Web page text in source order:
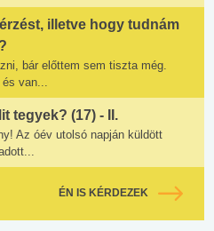
illetve hogy tudnám
bár előttem sem tiszta még.
van...
tegyek? (17) - II.
Az óév utolsó napján küldött
ÉN IS KÉRDEZEK